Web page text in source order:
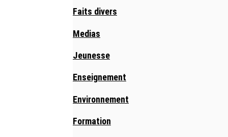
Faits divers
Medias
Jeunesse
Enseignement
Environnement
Formation